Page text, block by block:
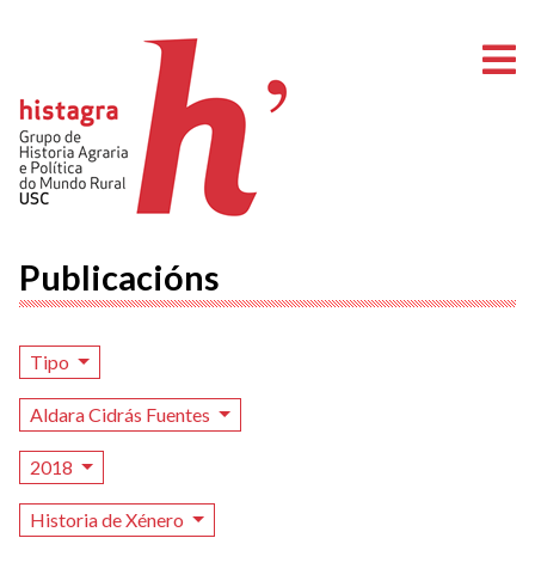
Publicacións
Tipo
Aldara Cidrás Fuentes
2018
Historia de Xénero